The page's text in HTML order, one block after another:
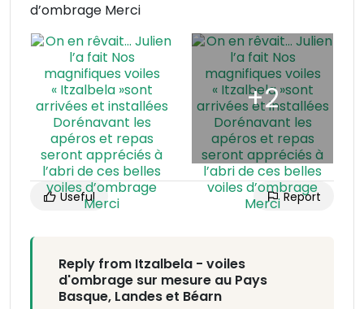
d’ombrage Merci
Useful Report
Reply from Itzalbela - voiles
d'ombrage sur mesure au Pays
Basque, Landes et Béarn